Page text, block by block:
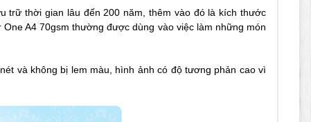
trữ thời gian lâu đến 200 năm, thêm vào đó là kích thước
A4 70gsm thường được dùng vào việc làm những món
và không bị lem màu, hình ảnh có độ tương phản cao vì